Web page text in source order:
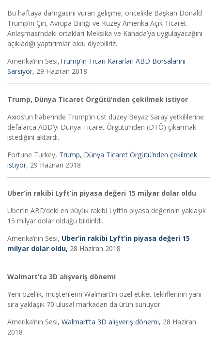
Bu haftaya damgasını vuran gelişme, öncelikle Başkan Donald
Trump’ın Çin, Avrupa Birliği ve Kuzey Amerika Açık Ticaret
Anlaşması’ndaki ortakları Meksika ve Kanada’ya uygulayacağını
açıkladığı yaptırımlar oldu diyebiliriz.
Amerika’nın Sesi,Trump’ın Ticari Kararları ABD Borsalarını
Sarsıyor, 29 Haziran 2018
Trump, Dünya Ticaret Örgütü’nden çekilmek istiyor
Axios’un haberinde Trump’ın üst düzey Beyaz Saray yetkililerine
defalarca ABD’yi Dünya Ticaret Örgütü’nden (DTÖ) çıkarmak
istediğini aktardı.
Fortune Turkey, Trump, Dünya Ticaret Örgütü’nden çekilmek
istiyor, 29 Haziran 2018
Uber’in rakibi Lyft’in piyasa değeri 15 milyar dolar oldu
Uber’in ABD’deki en büyük rakibi Lyft’in piyasa değerinin yaklaşık
15 milyar dolar olduğu bildirildi.
Amerika’nın Sesi, Uber’in rakibi Lyft’in piyasa değeri 15
milyar dolar oldu, 28 Haziran 2018
Walmart’ta 3D alışveriş dönemi
Yeni özellik, müşterilerin Walmart’ın özel etiket tekliflerinin yanı
sıra yaklaşık 70 ulusal markadan da ürün sunuyor.
Amerika’nın Sesi, Walmart’ta 3D alışveriş dönemi, 28 Haziran
2018